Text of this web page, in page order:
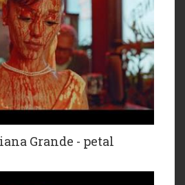
Grande - petal